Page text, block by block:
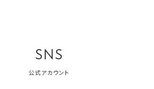
SNS
公式アカウント